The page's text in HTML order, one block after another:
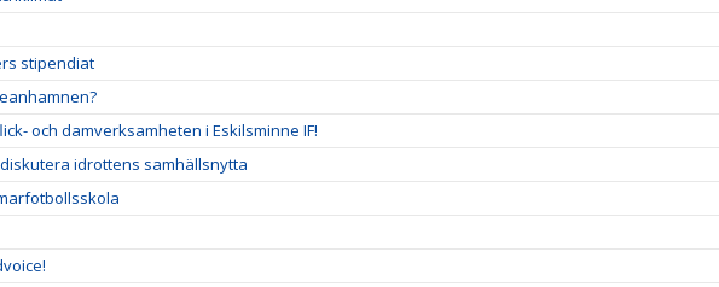
stipendiat
och damverksamheten i Eskilsminne IF!
idrottens samhällsnytta